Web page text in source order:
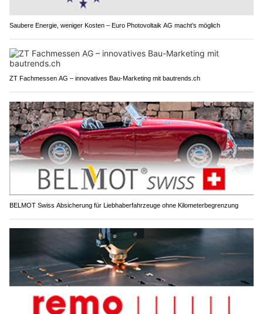
Saubere Energie, weniger Kosten – Euro Photovoltaik AG macht’s möglich
ZT Fachmessen AG – innovatives Bau-Marketing mit bautrends.ch
BELMOT Swiss Absicherung für Liebhaberfahrzeuge ohne Kilometerbegrenzung